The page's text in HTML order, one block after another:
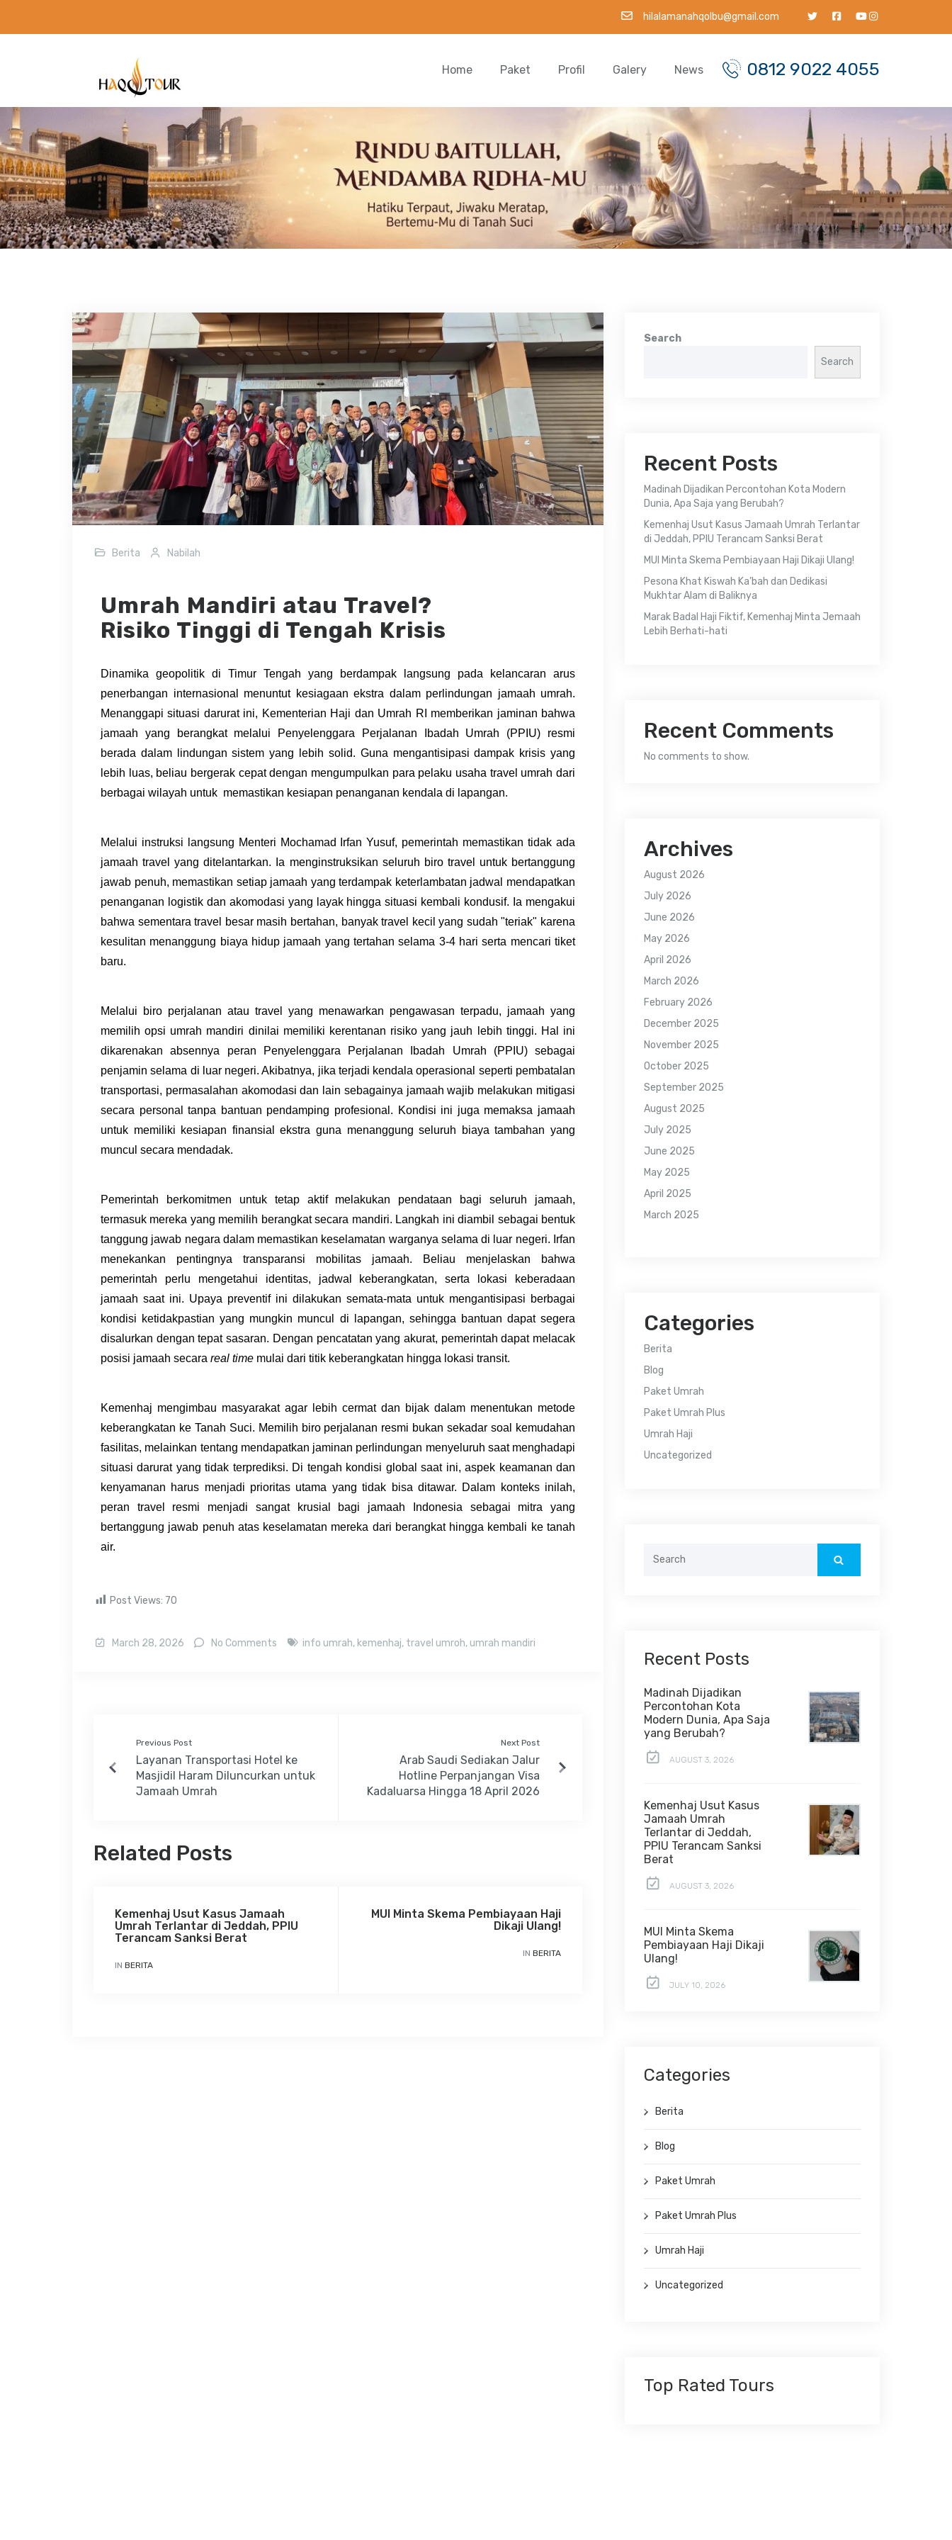
hilalamanahqolbu@gmail.com
0812 9022 4055
Home Paket Profil Galery News
Berita Nabilah
Umrah Mandiri atau Travel?
Risiko Tinggi di Tengah Krisis
Dinamika geopolitik di Timur Tengah yang berdampak langsung pada kelancaran arus
penerbangan internasional menuntut kesiagaan ekstra dalam perlindungan jamaah umrah.
Menanggapi situasi darurat ini, Kementerian Haji dan Umrah RI memberikan jaminan bahwa
jamaah yang berangkat melalui Penyelenggara Perjalanan Ibadah Umrah (PPIU) resmi
berada dalam lindungan sistem yang lebih solid. Guna mengantisipasi dampak krisis yang
lebih luas, beliau bergerak cepat dengan mengumpulkan para pelaku usaha travel umrah dari
berbagai wilayah untuk memastikan kesiapan penanganan kendala di lapangan.
Melalui instruksi langsung Menteri Mochamad Irfan Yusuf, pemerintah memastikan tidak ada
jamaah travel yang ditelantarkan. Ia menginstruksikan seluruh biro travel untuk bertanggung
jawab penuh, memastikan setiap jamaah yang terdampak keterlambatan jadwal mendapatkan
penanganan logistik dan akomodasi yang layak hingga situasi kembali kondusif. Ia mengakui
bahwa sementara travel besar masih bertahan, banyak travel kecil yang sudah "teriak" karena
kesulitan menanggung biaya hidup jamaah yang tertahan selama 3-4 hari serta mencari tiket
baru.
Melalui biro perjalanan atau travel yang menawarkan pengawasan terpadu, jamaah yang
memilih opsi umrah mandiri dinilai memiliki kerentanan risiko yang jauh lebih tinggi. Hal ini
dikarenakan absennya peran Penyelenggara Perjalanan Ibadah Umrah (PPIU) sebagai
penjamin selama di luar negeri. Akibatnya, jika terjadi kendala operasional seperti pembatalan
transportasi, permasalahan akomodasi dan lain sebagainya jamaah wajib melakukan mitigasi
secara personal tanpa bantuan pendamping profesional. Kondisi ini juga memaksa jamaah
untuk memiliki kesiapan finansial ekstra guna menanggung seluruh
biaya tambahan yang
muncul secara mendadak.
Pemerintah berkomitmen untuk tetap aktif melakukan pendataan bagi seluruh jamaah,
termasuk mereka yang memilih berangkat secara mandiri. Langkah ini diambil sebagai bentuk
tanggung jawab negara dalam memastikan keselamatan warganya selama di luar negeri. Irfan
menekankan pentingnya transparansi mobilitas jamaah. Beliau menjelaskan bahwa
pemerintah perlu mengetahui identitas, jadwal keberangkatan, serta lokasi keberadaan
jamaah saat ini. Upaya preventif ini dilakukan semata-mata untuk mengantisipasi berbagai
kondisi ketidakpastian yang mungkin muncul di lapangan, sehingga bantuan dapat segera
disalurkan dengan tepat sasaran. Dengan pencatatan yang akurat, pemerintah dapat melacak
posisi jamaah secara real time mulai dari titik keberangkatan hingga lokasi transit.
Kemenhaj mengimbau masyarakat agar lebih cermat dan bijak dalam menentukan metode
keberangkatan ke Tanah Suci. Memilih biro perjalanan resmi bukan sekadar soal kemudahan
fasilitas, melainkan tentang mendapatkan jaminan perlindungan menyeluruh saat menghadapi
situasi darurat yang tidak terprediksi. Di tengah kondisi global saat ini, aspek keamanan dan
kenyamanan harus menjadi prioritas utama yang tidak bisa ditawar. Dalam konteks inilah,
peran travel resmi menjadi sangat krusial bagi jamaah Indonesia sebagai mitra yang
bertanggung jawab penuh atas keselamatan mereka dari berangkat hingga kembali ke tanah
air.
Post Views: 70
March 28, 2026 No Comments info umrah, kemenhaj, travel umroh, umrah mandiri
Previous Post
Layanan Transportasi Hotel ke
Masjidil Haram Diluncurkan untuk
Jamaah Umrah
Next Post
Arab Saudi Sediakan Jalur
Hotline Perpanjangan Visa
Kadaluarsa Hingga 18 April 2026
Related Posts
Kemenhaj Usut Kasus Jamaah
Umrah Terlantar di Jeddah, PPIU
Terancam Sanksi Berat
IN BERITA
MUI Minta Skema Pembiayaan Haji
Dikaji Ulang!
IN BERITA
Search
Search
Recent Posts
Madinah Dijadikan Percontohan Kota Modern
Dunia, Apa Saja yang Berubah?
Kemenhaj Usut Kasus Jamaah Umrah Terlantar
di Jeddah, PPIU Terancam Sanksi Berat
MUI Minta Skema Pembiayaan Haji Dikaji Ulang!
Pesona Khat Kiswah Ka’bah dan Dedikasi
Mukhtar Alam di Baliknya
Marak Badal Haji Fiktif, Kemenhaj Minta Jemaah
Lebih Berhati-hati
Recent Comments
No comments to show.
Archives
August 2026
July 2026
June 2026
May 2026
April 2026
March 2026
February 2026
December 2025
November 2025
October 2025
September 2025
August 2025
July 2025
June 2025
May 2025
April 2025
March 2025
Categories
Berita
Blog
Paket Umrah
Paket Umrah Plus
Umrah Haji
Uncategorized
Recent Posts
Madinah Dijadikan
Percontohan Kota
Modern Dunia, Apa Saja
yang Berubah?
AUGUST 3, 2026
Kemenhaj Usut Kasus
Jamaah Umrah
Terlantar di Jeddah,
PPIU Terancam Sanksi
Berat
AUGUST 3, 2026
MUI Minta Skema
Pembiayaan Haji Dikaji
Ulang!
JULY 10, 2026
Categories
Berita
Blog
Paket Umrah
Paket Umrah Plus
Umrah Haji
Uncategorized
Top Rated Tours